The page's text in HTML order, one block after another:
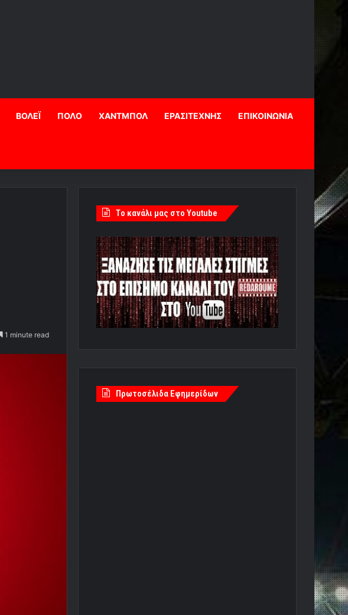
ΒΟΛΕΪ ΠΟΛΟ ΧΑΝΤΜΠΟΛ ΕΡΑΣΙΤΕΧΝΗΣ ΕΠΙΚΟΙΝΩΝΙΑ
1 minute read
Tο κανάλι μας στο Youtube
Πρωτοσέλιδα Εφημερίδων